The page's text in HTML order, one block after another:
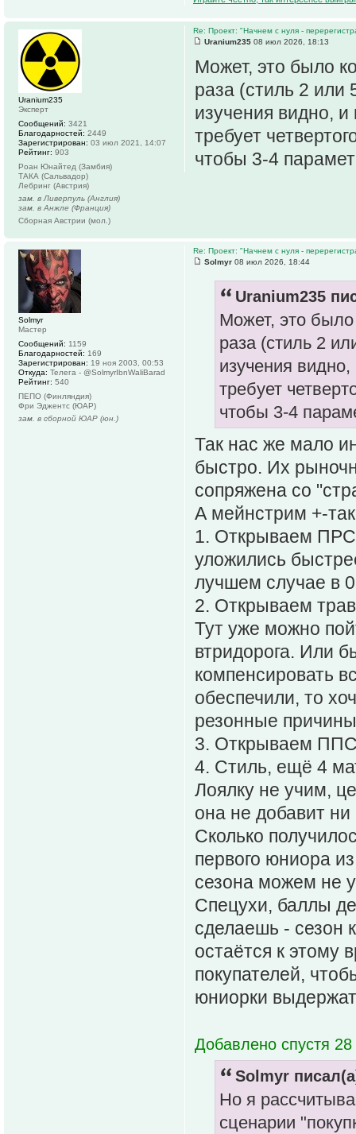
Re: Проект: "Начнем с нуля -
Uranium235 08 июл 2026, 18:13
Может, это было
раза (стиль 2 или
изучения видно,
требует
чтобы 3-4
Uranium235
Эксперт
Сообщений: 3421
Благодарностей: 2449
Зарегистрирован: 03 июл 2021, 14:07
Рейтинг: 903
Роан Юнайтед (Замбия)
ТАКА (Сальвадор)
Лебринг (Австрия)
зам. в Ливерпуль (Англия)
зам. в Анжле (Франция)
Сборная Австрии (мол.)
Re: Проект: "Начнем с нуля -
Solmyr 08 июл 2026, 18:44
Uranium235
Может, это было
раза (стиль 2
изучения
требует
чтобы 3-4
Так нас же мало
быстро. Их
сопряжена со
А мейнстрим +-
1. Открываем ПРС
уложились
лучшем случае в
2. Открываем
Тут уже можно
втридорога. Или
компенсировать
обеспечили, то
резонные
3. Открываем ППС
4. Стиль, ещё 4
Лоялку не учим,
она не добавит
Сколько
первого юниора
сезона можем не
Спецухи, баллы
сделаешь - сезон
остаётся к этому
покупателей,
юниорки
Добавлено спустя
Solmyr
Но я
сценарии
Solmyr
Мастер
Сообщений: 1159
Благодарностей: 169
Зарегистрирован: 19 ноя 2003, 00:53
Откуда: Телега - @SolmyrIbnWaliBarad
Рейтинг: 540
ПЕПО (Финляндия)
Фри Эджентс (ЮАР)
зам. в сборной ЮАР (юн.)